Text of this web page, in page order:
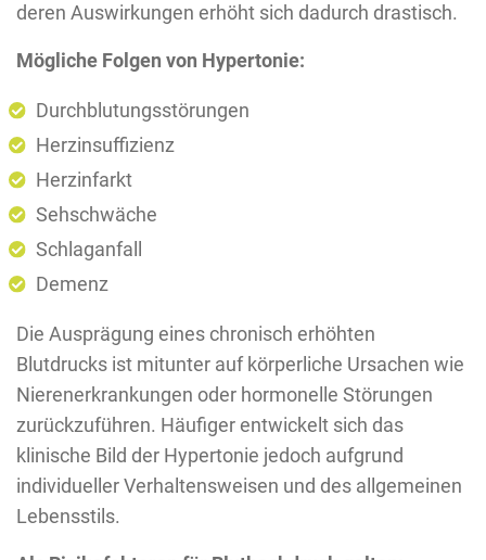
deren Auswirkungen erhöht sich dadurch drastisch.
Mögliche Folgen von Hypertonie:
Durchblutungsstörungen
Herzinsuffizienz
Herzinfarkt
Sehschwäche
Schlaganfall
Demenz
Die Ausprägung eines chronisch erhöhten
Blutdrucks ist mitunter auf körperliche Ursachen wie
Nierenerkrankungen oder hormonelle Störungen
zurückzuführen. Häufiger entwickelt sich das
klinische Bild der Hypertonie jedoch aufgrund
individueller Verhaltensweisen und des allgemeinen
Lebensstils.